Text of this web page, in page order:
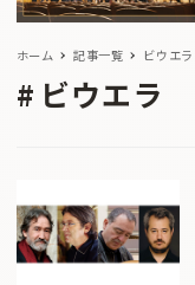
ホーム 記事一覧 ビウエラ
ビウエラ